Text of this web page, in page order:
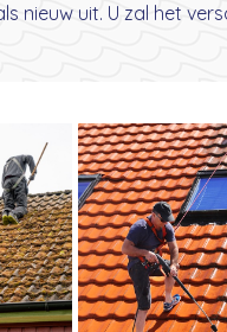
nieuw uit. U zal het